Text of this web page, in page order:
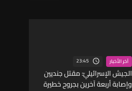
آخر الأخبار 23:45
الجيش الإسرائيليّ: مقتل جنديين
وإصابة أربعة آخرين بجروح خطيرة